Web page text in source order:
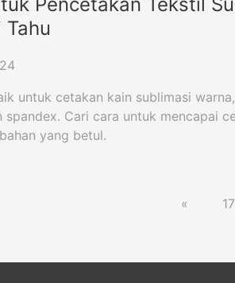
untuk cetakan kain sublimasi
spandex. Cari cara untuk mencapai
yang betul.
« 17